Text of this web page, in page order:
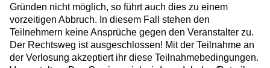
Gründen nicht möglich, so führt auch dies zu einem
vorzeitigen Abbruch. In diesem Fall stehen den
Teilnehmern keine Ansprüche gegen den Veranstalter zu.
Der Rechtsweg ist ausgeschlossen! Mit der Teilnahme an
der Verlosung akzeptiert ihr diese Teilnahmebedingungen.